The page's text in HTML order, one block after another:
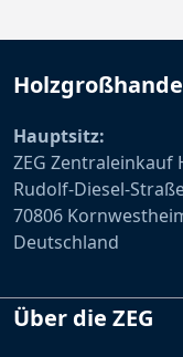
Hauptsitz:
ZEG Zentraleinkauf
Rudolf-Diesel-
70806
Deutschland
Über die ZEG